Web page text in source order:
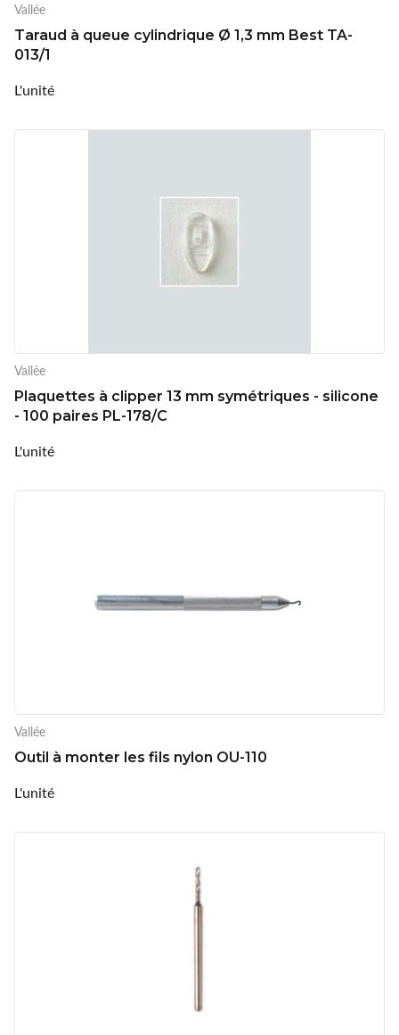
Vallée
Taraud à queue cylindrique Ø 1,3 mm Best TA-
013/1
L'unité
Vallée
Plaquettes à clipper 13 mm symétriques - silicone
- 100 paires PL-178/C
L'unité
Vallée
Outil à monter les fils nylon OU-110
L'unité